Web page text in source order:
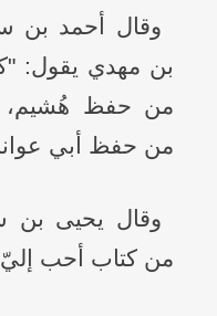
وقال أحمد بن
بن مهدي يقول:
من حفظ
من حفظ أبي
وقال يحيى بن
من كتاب أحب